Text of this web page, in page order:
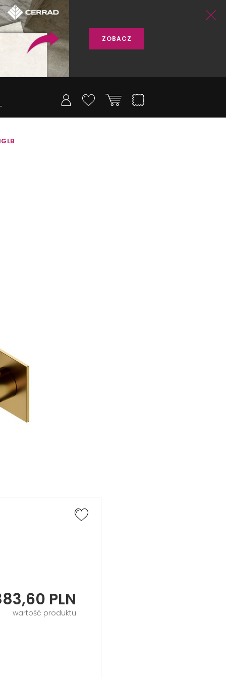
ZOBACZ
PLN
wartość produktu